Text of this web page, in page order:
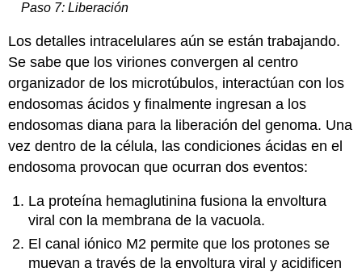
Paso 7: Liberación
Los detalles intracelulares aún se están trabajando.
Se sabe que los viriones convergen al centro
organizador de los microtúbulos, interactúan con los
endosomas ácidos y finalmente ingresan a los
endosomas diana para la liberación del genoma. Una
vez dentro de la célula, las condiciones ácidas en el
endosoma provocan que ocurran dos eventos:
La proteína hemaglutinina fusiona la envoltura
viral con la membrana de la vacuola.
El canal iónico M2 permite que los protones se
muevan a través de la envoltura viral y acidificen